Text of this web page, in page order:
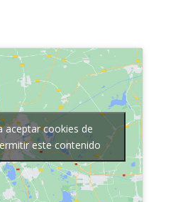
aceptar cookies de
este contenido